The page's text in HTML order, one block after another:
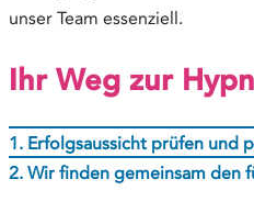
unser Team essenziell.
Ihr Weg zur
1. Erfolgsaussicht prüfen und
2. Wir finden gemeinsam den